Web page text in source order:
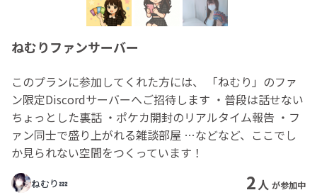
ねむりファンサーバー
このプランに参加してくれた方には、 「ねむり」のファ
ン限定Discordサーバーへご招待します ・普段は話せない
ちょっとした裏話 ・ポケカ開封のリアルタイム報告 ・フ
ァン同士で盛り上がれる雑談部屋 …などなど、ここでし
か見られない空間をつくっています！
ねむり💤 2人 が参加中